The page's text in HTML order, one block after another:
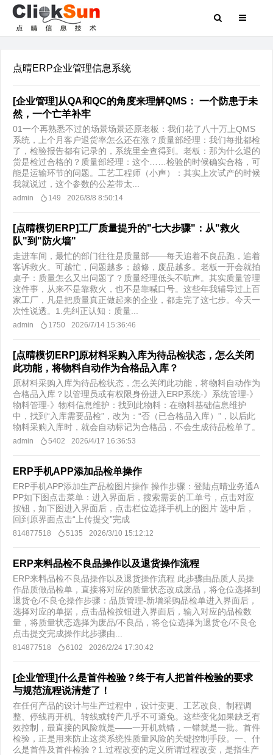
点晴ERP企业管理信息系统
[企业管理]从QA和QC的角度来理解QMS： 一个防患于未
然，一个亡羊补牢
01一个再熟悉不过的场景场景还原老板：我们花了八十万上QMS
系统，上个月客户退货率怎么还在涨？质量部经理：我们每批都检
了，检验报告都有记录的，系统里全查得到。老板：那为什么退的
货是检过合格的？质量部经理：这个……检验的时候确实合格，可
能是运输环节的问题。工艺工程师（小声）：其实上次试产的时候
我就说过，这个参数的公差带太...
admin 149 2026/8/8 8:50:14
[点晴模切ERP]工厂质量提升的"七大步骤"：从"救火
队"到"防火墙"
走进车间，最忙的部门往往是质量部——每天追着不良品跑，追着
客诉救火。可越忙，问题越多；越修，废品越多。老板一开会就拍
桌子：质量怎么又出问题了？质量经理低头不吭声。其实质量管理
这件事，从来不是靠救火，也不是靠喊口号。这些年我辅导过上百
家工厂，凡是把质量真正做起来的企业，都走完了这七步。今天一
次性说透。1.先纠正认知：质量...
admin 1750 2026/7/14 15:36:46
[点晴模切ERP]原材料采购入库为待品检状态，怎么关闭
此功能，将物料自动作为合格品入库？
原材料采购入库为待品检状态，怎么关闭此功能，将物料自动作为
合格品入库？以管理员或有权限身份进入ERP系统-》系统管理-》
物料管理-》物料信息维护：找到此物料：在物料基础信息维护
中，找到“入库需要品检”，改为：“否（已合格品入库）”，以后此
物料采购入库时，就会自动标记为合格品，不会生成待品检单了。
admin 5402 2026/4/17 16:36:53
ERP手机APP添加品检单操作
ERP手机APP添加生产品检图片操作 操作步骤：登陆点晴业务通A
PP如下图点击菜单：进入界面后，搜索需要的工单号，点击对应
按钮，如下图进入界面后，点击栏位选择手机上的图片 选中后，
回到原界面点击“上传提交”完成
814877518 5135 2026/3/10 15:12:12
ERP来料品检不良品操作以及退货操作流程
ERP来料品检不良品操作以及退货操作流程 此步骤由品质人员操
作品质做品检单，直接将对应的质量状态改成废品，将仓位选择到
退货仓/不良仓操作步骤：品质管理-新增采购品检单进入界面后，
选择对应的单据，点击品检按钮进入界面后，输入对应的品检数
量，将质量状态选择为废品/不良品，将仓位选择为退货仓/不良仓
点击提交完成操作此步骤由...
814877518 6102 2026/2/24 17:30:42
[企业管理]什么是首件检验？终于有人把首件检验的要求
与规范流程说清楚了！
在任何产品的设计与生产过程中，设计变更、工艺改良、制程调
整、停线再开机、转线或转产几乎不可避免。这些变化如果缺乏有
效控制，最直接的风险就是——一开机就错，一错就是一批。首件
检验，正是用来防止这类系统性质量风险的关键控制手段。一、什
么是首件及首件检验？1.过程改变的定义所谓过程改变，是指生产